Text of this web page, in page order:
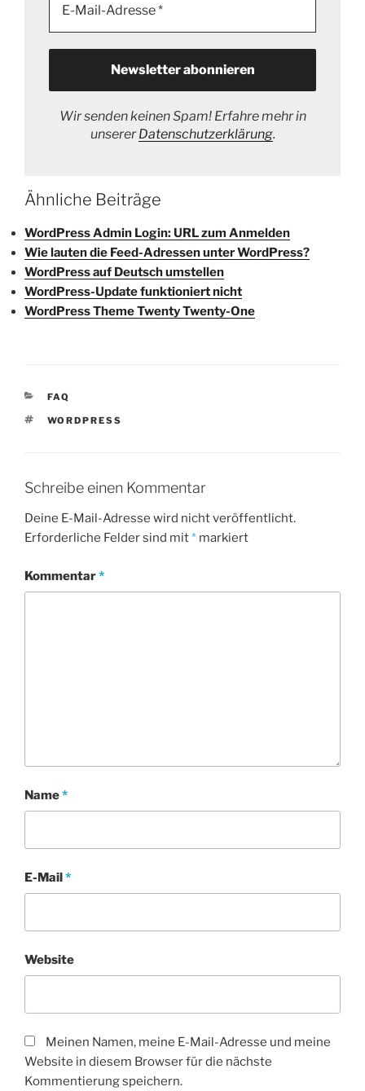
Wir senden keinen Spam! Erfahre mehr in
unsererDatenschutzerklärung.
Ähnliche Beiträge
WordPress Admin Login: URL zum Anmelden
Wie lauten die Feed-Adressen unter WordPress?
WordPress auf Deutsch umstellen
WordPress-Update funktioniert nicht
WordPress Theme Twenty Twenty-One
KATEGORIEN
FAQ
SCHLAGWÖRTER
WORDPRESS
Schreibe einen Kommentar
Deine E-Mail-Adresse wird nicht veröffentlicht.
Erforderliche Felder sind mit* markiert
Kommentar*
Name*
E-Mail*
Website
Meinen Namen, meine E-Mail-Adresse und meine
Website in diesem Browser für die nächste
Kommentierung speichern.